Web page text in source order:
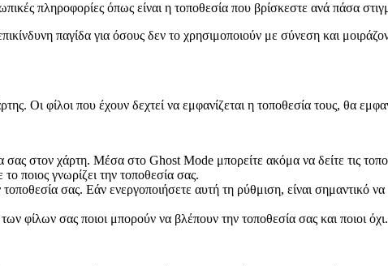
πληροφορίες όπως είναι η τοποθεσία που βρίσκεστε ανά πάσα
παγίδα για όσους δεν το χρησιμοποιούν με σύνεση και
Οι φίλοι που έχουν δεχτεί να εμφανίζεται η τοποθεσία τους, θα
σας στον χάρτη. Μέσα στο Ghost Mode μπορείτε ακόμα να δείτε τις
ποιος γνωρίζει την τοποθεσία σας.
σας. Εάν ενεργοποιήσετε αυτή τη ρύθμιση, είναι σημαντικό
φίλων σας ποιοι μπορούν να βλέπουν την τοποθεσία σας και ποιοι όχι.